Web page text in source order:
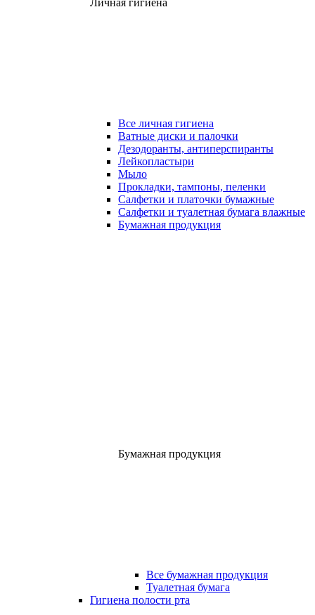
Личная гигиена
Все личная гигиена
Ватные диски и палочки
Дезодоранты, антиперспиранты
Лейкопластыри
Мыло
Прокладки, тампоны, пеленки
Салфетки и платочки бумажные
Салфетки и туалетная бумага влажные
Бумажная продукция
Бумажная продукция
Все бумажная продукция
Туалетная бумага
Гигиена полости рта